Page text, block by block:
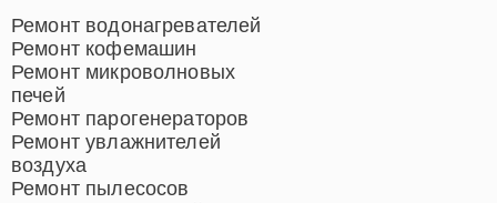
Ремонт водонагревателей
Ремонт кофемашин
Ремонт микроволновых
печей
Ремонт парогенераторов
Ремонт увлажнителей
воздуха
Ремонт пылесосов